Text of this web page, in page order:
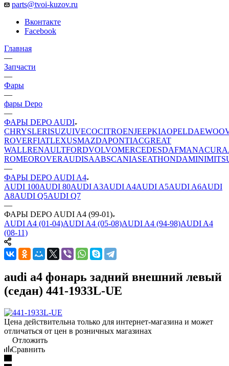
parts@tvoi-kuzov.ru
Вконтакте
Facebook
Главная
—
Запчасти
—
Фары
—
фары Depo
—
ФАРЫ DEPO AUDI
CHRYSLERISUZUIVECOCITROENJEEPKIAOPELDAEWOO
ROVERFIATLEXUSMAZDAPONTIACGREAT
WALLRENAULTFORDVOLVOMERCEDESDAFMANACURA
ROMEOROVERAUDISAABSCANIASEATHONDAMINI
—
ФАРЫ DEPO AUDI A4
AUDI 100AUDI 80AUDI A3AUDI A4AUDI A5AUDI A6AUDI
A8AUDI Q5AUDI Q7
—
ФАРЫ DEPO AUDI A4 (99-01)
AUDI A4 (01-04)AUDI A4 (05-08)AUDI A4 (94-98)AUDI A4
(08-11)
audi a4 фонарь задний внешний левый
(седан) 441-1933L-UE
Цена действительна только для интернет-магазина и может
отличаться от цен в розничных магазинах
Отложить
Сравнить